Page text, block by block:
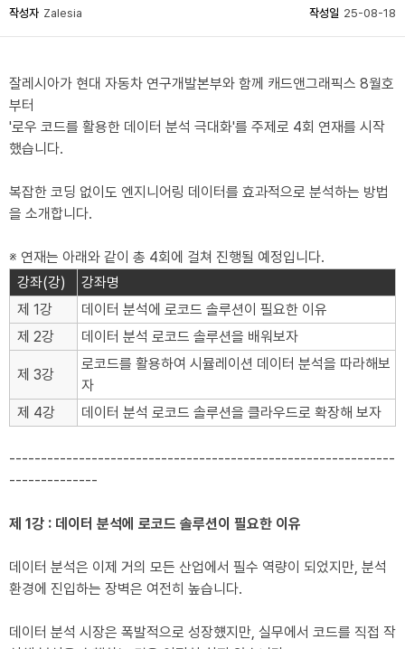
작성자 Zalesia 작성일 25-08-18
잘레시아가 현대 자동차 연구개발본부와 함께 캐드앤그래픽스 8월호
부터
'로우 코드를 활용한 데이터 분석 극대화'를 주제로 4회 연재를 시작
했습니다.
복잡한 코딩 없이도 엔지니어링 데이터를 효과적으로 분석하는 방법
을 소개합니다.
※ 연재는 아래와 같이 총 4회에 걸쳐 진행될 예정입니다.
강좌(강)
강좌명
제 1강
데이터 분석에 로코드 솔루션이 필요한 이유
제 2강
데이터 분석 로코드 솔루션을 배워보자
제 3강
로코드를 활용하여 시뮬레이션 데이터 분석을 따라해보
자
제 4강
데이터 분석 로코드 솔루션을 클라우드로 확장해 보자
-------------------------------------------------------------
--------------
제 1강 : 데이터 분석에 로코드 솔루션이 필요한 이유
​데이터 분석은 이제 거의 모든 산업에서 필수 역량이 되었지만, 분석
환경에 진입하는 장벽은 여전히 높습니다.
데이터 분석 시장은 폭발적으로 성장헀지만, 실무에서 코드를 직접 작